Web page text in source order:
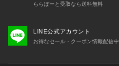
ららぽーと受取なら送料無料
LINE公式アカウント
お得なセール・クーポン情報配信中